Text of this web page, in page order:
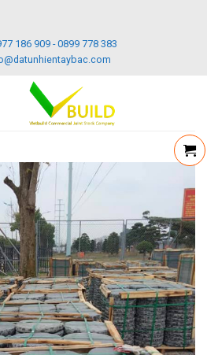
186 909 - 0899 778 383